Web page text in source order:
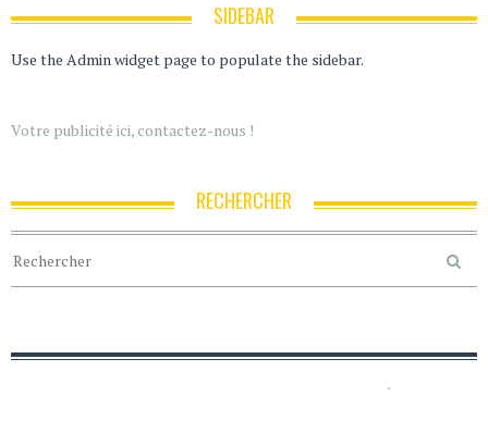
SIDEBAR
Use the Admin widget page to populate the sidebar.
Votre publicité ici, contactez-nous !
RECHERCHER
POLITIQUE DE CONFIDENTIALITÉ